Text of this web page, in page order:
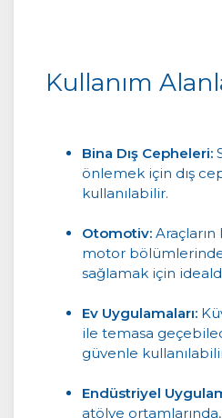
Kullanım
Bina Dış Cepheleri:
önlemek için dış
kullanılabilir.
Otomotiv:
motor bölümlerinde
sağlamak için
Ev Uygulamaları:
ile temasa
güvenle
Endüstriyel
atölye